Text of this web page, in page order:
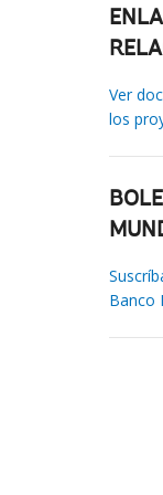
Ver
los
Banco